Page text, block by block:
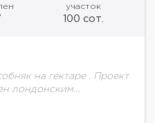
участок
100 сот.
на гектаре . Проект
лондонским
фасады